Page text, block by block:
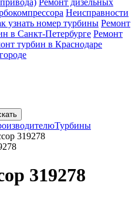
Ремонт дизельных
Неисправности
узнать номер турбины Ремонт
в Санкт-Петербурге Ремонт
турбин в Краснодаре
Турбины
319278
319278